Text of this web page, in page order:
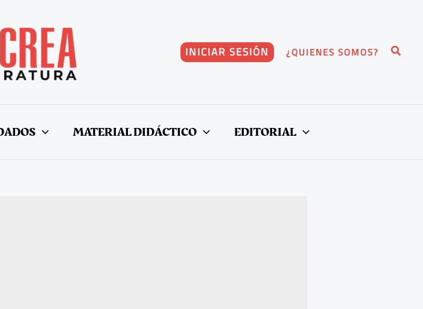
INICIAR SESIÓN ¿QUIENES SOMOS? Buscar
MATERIAL DIDÁCTICO EDITORIAL